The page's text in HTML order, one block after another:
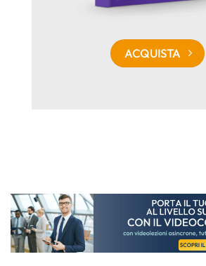
ACQUISTA